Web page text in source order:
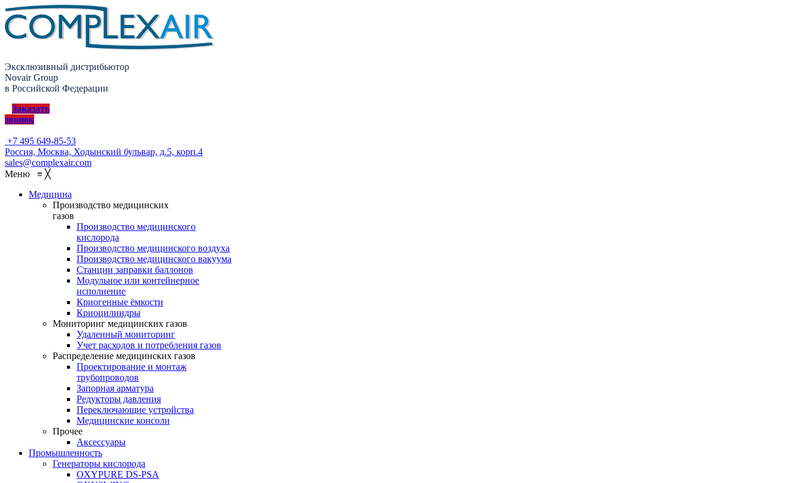
Эксклюзивный дистрибьютор
Novair Group
в Российской Федерации
Заказать
звонок
+7 495 649-85-53
Россия, Москва, Ходынский бульвар, д.5, корп.4
sales@complexair.com
Меню ≡ ╳
Медицина
Производство медицинских
газов
Производство медицинского
кислорода
Производство медицинского воздуха
Производство медицинского вакуума
Станции заправки баллонов
Модульное или контейнерное
исполнение
Криогенные ёмкости
Криоцилиндры
Мониторинг медицинских газов
Удаленный мониторинг
Учет расходов и потребления газов
Распределение медицинских газов
Проектирование и монтаж
трубопроводов
Запорная арматура
Редукторы давления
Переключающие устройства
Медицинские консоли
Прочее
Аксессуары
Промышленность
Генераторы кислорода
OXYPURE DS-PSA